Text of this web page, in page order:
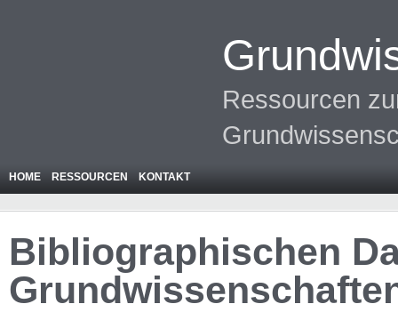
Ressourcen
HOME RESSOURCEN KONTAKT
Bibliographischen